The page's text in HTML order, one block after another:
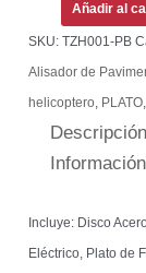
Añadir al
SKU:TZH001-PB
Alisador de
helicoptero, PLATO,
Descripción
Incluye: Disco
Eléctrico, Plato de